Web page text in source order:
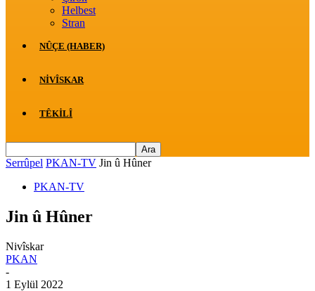
Helbest
Stran
NÛÇE (HABER)
NIVÎSKAR
TÊKILÎ
Serrûpel PKAN-TV Jin û Hûner
PKAN-TV
Jin û Hûner
Nivîskar
PKAN
-
1 Eylül 2022